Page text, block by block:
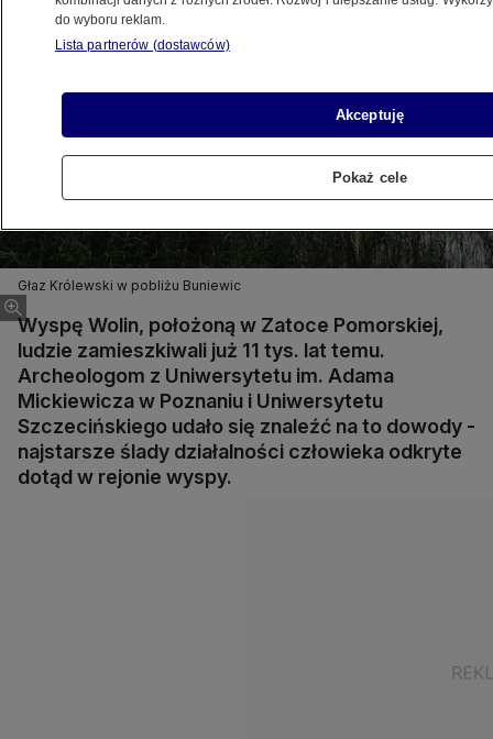
Głaz Królewski w pobliżu Buniewic
Wyspę Wolin, położoną w Zatoce Pomorskiej,
ludzie zamieszkiwali już 11 tys. lat temu.
Archeologom z Uniwersytetu im. Adama
Mickiewicza w Poznaniu i Uniwersytetu
Szczecińskiego udało się znaleźć na to dowody -
najstarsze ślady działalności człowieka odkryte
dotąd w rejonie wyspy.
do wyboru reklam.
Lista partnerów (dostawców)
Akceptuję
Pokaż cele